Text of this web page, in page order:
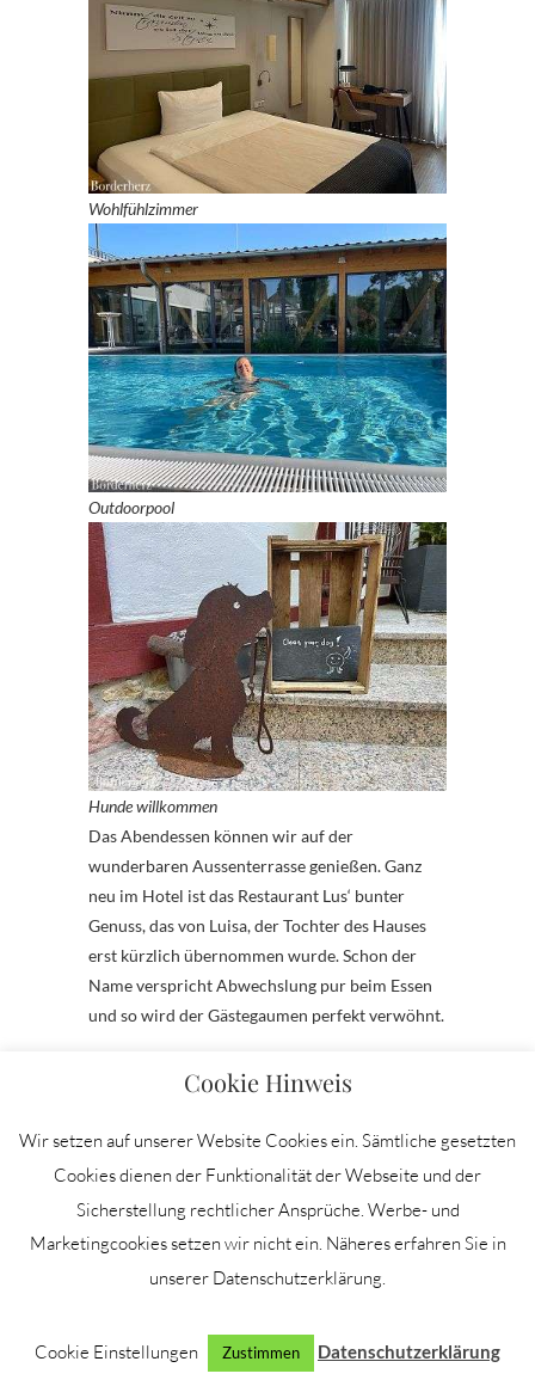
Wohlfühlzimmer
Outdoorpool
Hunde willkommen
Das Abendessen können wir auf der
wunderbaren Aussenterrasse genießen. Ganz
neu im Hotel ist das Restaurant Lus‘ bunter
Genuss, das von Luisa, der Tochter des Hauses
erst kürzlich übernommen wurde. Schon der
Name verspricht Abwechslung pur beim Essen
und so wird der Gästegaumen perfekt verwöhnt.
Königlich eingedeckt
Cookie Hinweis
Wir setzen auf unserer Website Cookies ein. Sämtliche gesetzten
Cookies dienen der Funktionalität der Webseite und der
Sicherstellung rechtlicher Ansprüche. Werbe- und
Marketingcookies setzen wir nicht ein. Näheres erfahren Sie in
unserer Datenschutzerklärung.
Cookie Einstellungen Zustimmen Datenschutzerklärung